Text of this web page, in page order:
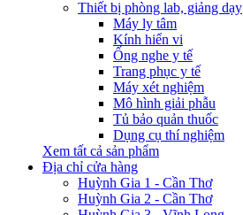
Thiết bị phòng lab, giảng dạy
Máy ly tâm
Kính hiển vi
Ống nghe y tế
Trang phục y tế
Máy xét nghiệm
Mô hình giải phẫu
Tủ bảo quản thuốc
Dụng cụ thí nghiệm
Xem tất cả sản phẩm
Địa chỉ cửa hàng
Huỳnh Gia 1 - Cần Thơ
Huỳnh Gia 2 - Cần Thơ